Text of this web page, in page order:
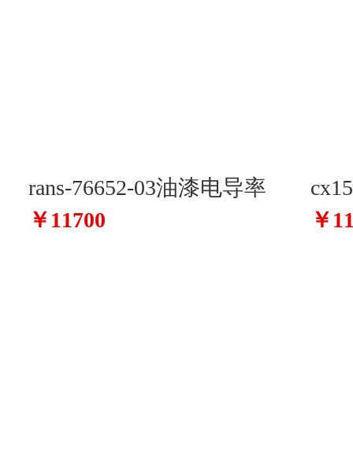
rans-76652-03油漆电导率
仪/电阻率仪
￥11700
分
￥